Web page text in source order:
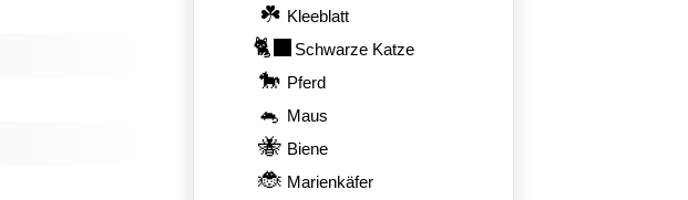
☘️ Kleeblatt
🐈‍⬛ Schwarze Katze
🐎 Pferd
🐁 Maus
🐝 Biene
🐞 Marienkäfer